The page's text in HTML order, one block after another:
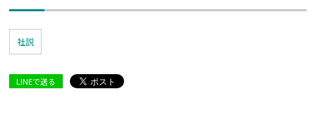
社説
LINEで送る